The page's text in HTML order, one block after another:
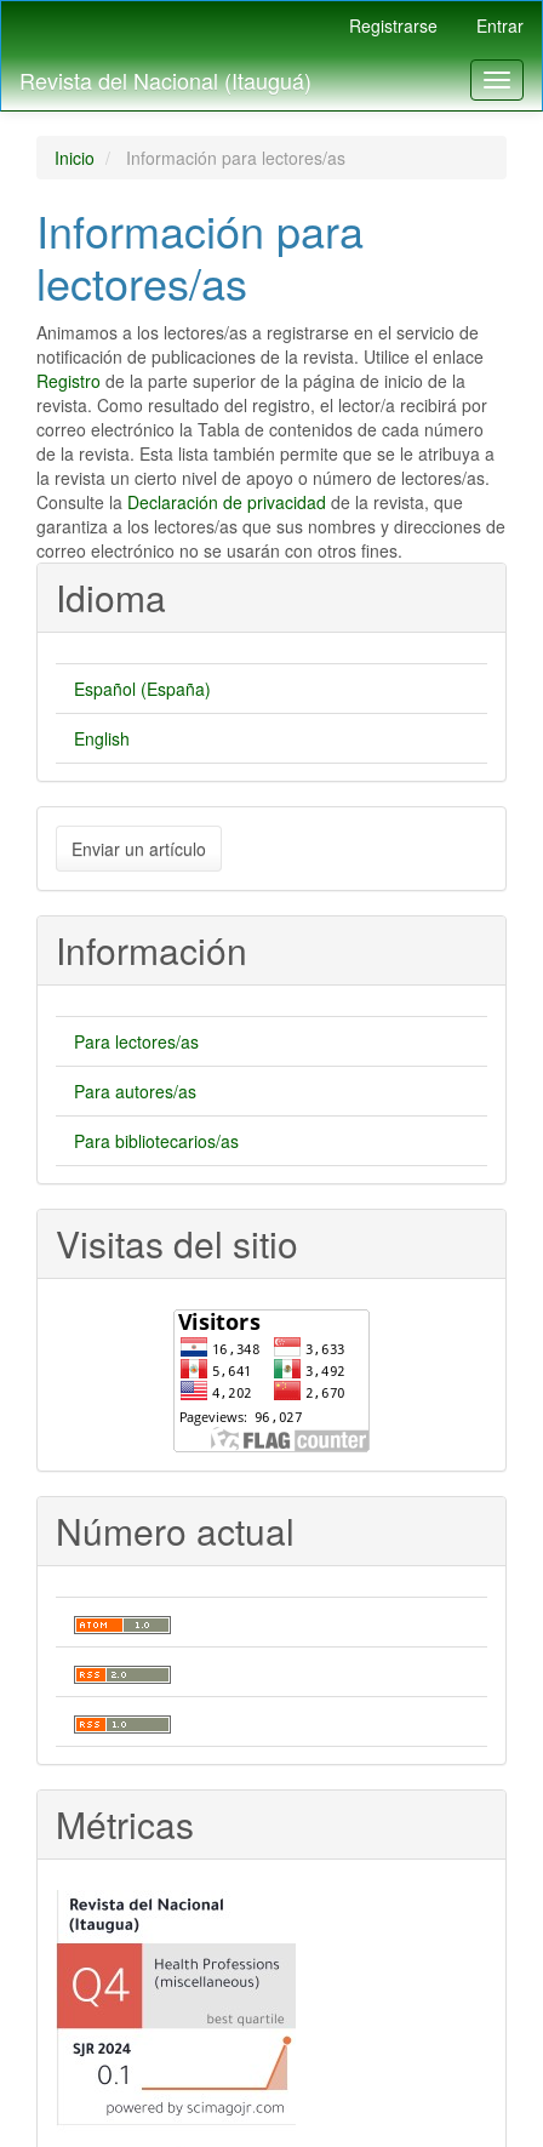
Contenido
principal
Barra
Registrarse Entrar
Revista del Nacional (Itauguá)
Inicio Información para lectores/as
Información para
lectores/as
Animamos a los lectores/as a registrarse en el servicio de
notificación de publicaciones de la revista. Utilice el enlace
Registro de la parte superior de la página de inicio de la
revista. Como resultado del registro, el lector/a recibirá por
correo electrónico la Tabla de contenidos de cada número
de la revista. Esta lista también permite que se le atribuya a
la revista un cierto nivel de apoyo o número de lectores/as.
Consulte la Declaración de privacidad de la revista, que
garantiza a los lectores/as que sus nombres y direcciones de
correo electrónico no se usarán con otros fines.
Idioma
Español (España)
English
Enviar
un
artículo
Enviar un artículo
Información
Para lectores/as
Para autores/as
Para bibliotecarios/as
Visitas del sitio
Número actual
Métricas